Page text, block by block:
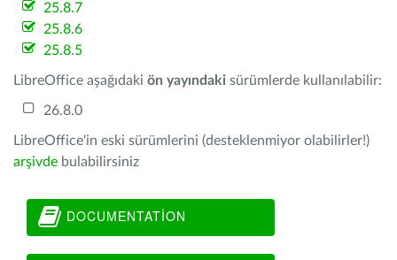
25.8.7
25.8.6
25.8.5
LibreOffice aşağıdaki ön yayındaki sürümlerde kullanılabilir:
26.8.0
LibreOffice'in eski sürümlerini (desteklenmiyor olabilirler!)
arşivde bulabilirsiniz
DOCUMENTATION